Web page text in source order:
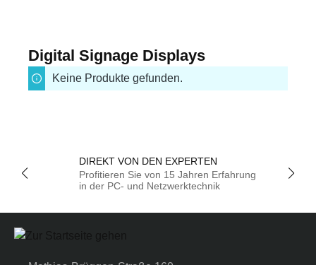
Digital Signage Displays
Keine Produkte gefunden.
DIREKT VON DEN EXPERTEN
Profitieren Sie von 15 Jahren Erfahrung
in der PC- und Netzwerktechnik